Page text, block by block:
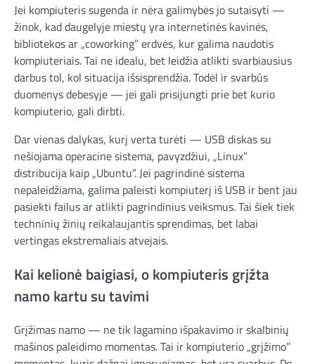
Jei kompiuteris sugenda ir nėra galimybės jo sutaisyti —
žinok, kad daugelyje miestų yra internetinės kavinės,
bibliotekos ar „coworking” erdvės, kur galima naudotis
kompiuteriais. Tai ne idealu, bet leidžia atlikti svarbiausius
darbus tol, kol situacija išsisprendžia. Todėl ir svarbūs
duomenys debesyje — jei gali prisijungti prie bet kurio
kompiuterio, gali dirbti.
Dar vienas dalykas, kurį verta turėti — USB diskas su
nešiojama operacine sistema, pavyzdžiui, „Linux”
distribucija kaip „Ubuntu”. Jei pagrindinė sistema
nepaleidžiama, galima paleisti kompiuterį iš USB ir bent jau
pasiekti failus ar atlikti pagrindinius veiksmus. Tai šiek tiek
techninių žinių reikalaujantis sprendimas, bet labai
vertingas ekstremaliais atvejais.
Kai kelionė baigiasi, o kompiuteris grįžta
namo kartu su tavimi
Grįžimas namo — ne tik lagamino išpakavimo ir skalbinių
mašinos paleidimo momentas. Tai ir kompiuterio „grįžimo”